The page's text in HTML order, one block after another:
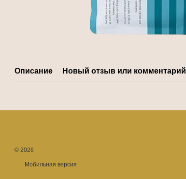
Описание Новый отзыв или комментарий
© 2026
Мобильная версия